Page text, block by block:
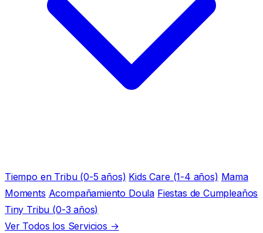
Tiempo en Tribu (0-5 años) Kids Care (1-4 años) Mama
Moments Acompañamiento Doula Fiestas de Cumpleaños
Tiny Tribu (0-3 años)
Ver Todos los Servicios →